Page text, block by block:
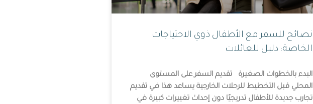
نصائح للسفر مع الأطفال ذوي الاحتياجات
الخاصة: دليل للعائلات
البدء بالخطوات الصغيرة تقديم السفر على المستوى
المحلي قبل التخطيط للرحلات الخارجية يساعد هذا في تقديم
تجارب جديدة للأطفال تدريجيًا دون إحداث تغييرات كبيرة في